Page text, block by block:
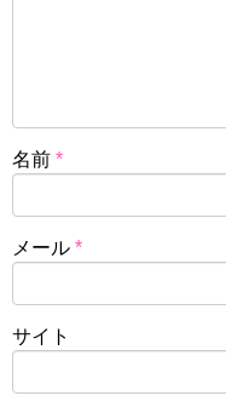
名前 *
メール *
サイト